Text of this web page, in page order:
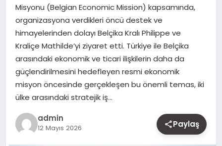
YAŞAM
OTOMOBIL
Misyonu (Belgian Economic Mission) kapsamında,
organizasyona verdikleri öncü destek ve
himayelerinden dolayı Belçika Kralı Philippe ve
Kraliçe Mathilde’yi ziyaret etti. Türkiye ile Belçika
arasındaki ekonomik ve ticari ilişkilerin daha da
güçlendirilmesini hedefleyen resmi ekonomik
misyon öncesinde gerçekleşen bu önemli temas, iki
ülke arasındaki stratejik iş…
admin
12 Mayıs 2026 Paylaş